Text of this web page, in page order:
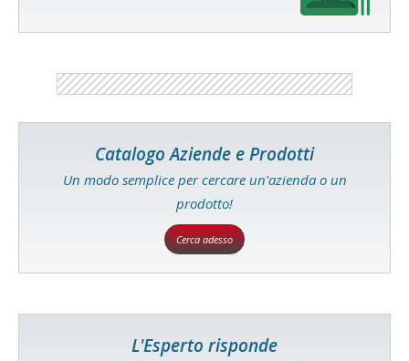
Catalogo Aziende e Prodotti
Un modo semplice per cercare un'azienda o un
prodotto!
Cerca adesso
L'Esperto risponde